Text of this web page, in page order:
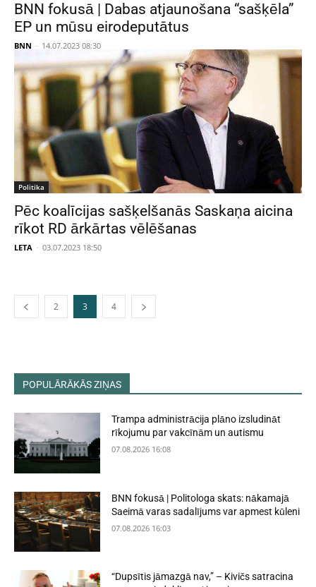
BNN fokusā | Dabas atjaunošana “sašķēla”
EP un mūsu eirodeputātus
BNN - 14.07.2023 08:30
Politika
Pēc koalīcijas sašķelšanās Saskaņa aicina
rīkot RD ārkārtas vēlēšanas
LETA - 03.07.2023 18:50
2 3 4
POPULĀRĀKĀS ZIŅAS
Trampa administrācija plāno izsludināt
rīkojumu par vakcīnām un autismu
07.08.2026 16:08
BNN fokusā | Politologa skats: nākamajā
Saeimā varas sadalījums var apmest kūleni
07.08.2026 16:03
“Dupsītis jāmazgā nav,” – Kivičs satracina